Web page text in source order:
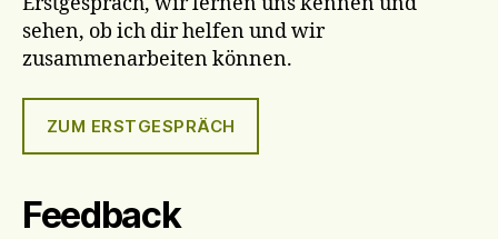
sehen, ob ich dir helfen und wir
zusammenarbeiten können.
ZUM ERSTGESPRÄCH
Feedback